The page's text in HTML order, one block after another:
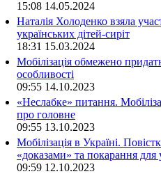
15:08 14.05.2024
Наталія Холоденко взяла
українських дітей-сиріт
18:31 15.03.2024
Мобілізація обмежено
особливості
09:55 14.10.2023
«Неслабке» питання.
про головне
09:55 13.10.2023
Мобілізація в Україні.
«доказами» та покарання для
09:59 12.10.2023